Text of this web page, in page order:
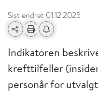
Sist endret 01.12.2025
Del Skriv utFå varsel om
Indikatoren
krefttilfeller
personår for